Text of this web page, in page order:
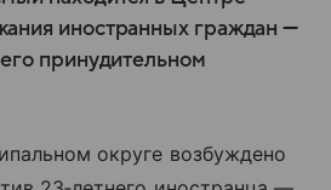
иностранных граждан —
принудительном
округе возбуждено